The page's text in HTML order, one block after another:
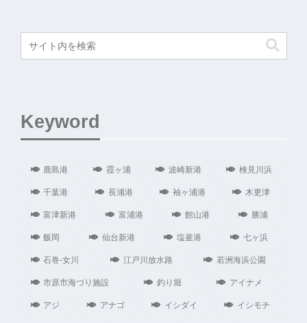
Keyword
鹿島港 霞ヶ浦 波崎新港 検見川浜
千葉港 長浦港 袖ヶ浦港 木更津
富津新港 富浦港 館山港 勝浦
飯岡 仙台新港 塩釜港 七ヶ浜
石巻-女川 江戸川放水路 若洲海浜公園
市原市海づり施設 釣り堀 アイナメ
アジ アナゴ イシダイ イシモチ